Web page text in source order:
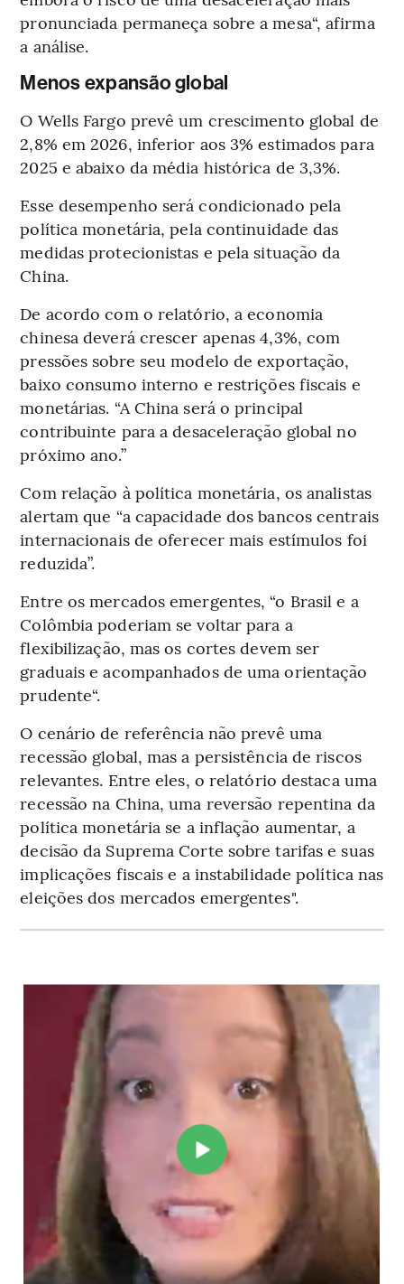
pronunciada permaneça sobre a mesa“, afirma
a análise.
Menos expansão global
O Wells Fargo prevê um crescimento global de
2,8% em 2026, inferior aos 3% estimados para
2025 e abaixo da média histórica de 3,3%.
Esse desempenho será condicionado pela
política monetária, pela continuidade das
medidas protecionistas e pela situação da
China.
De acordo com o relatório, a economia
chinesa deverá crescer apenas 4,3%, com
pressões sobre seu modelo de exportação,
baixo consumo interno e restrições fiscais e
monetárias. “A China será o principal
contribuinte para a desaceleração global no
próximo ano.”
Com relação à política monetária, os analistas
alertam que “a capacidade dos bancos centrais
internacionais de oferecer mais estímulos foi
reduzida”.
Entre os mercados emergentes, “o Brasil e a
Colômbia poderiam se voltar para a
flexibilização, mas os cortes devem ser
graduais e acompanhados de uma orientação
prudente“.
O cenário de referência não prevê uma
recessão global, mas a persistência de riscos
relevantes. Entre eles, o relatório destaca uma
recessão na China, uma reversão repentina da
política monetária se a inflação aumentar, a
decisão da Suprema Corte sobre tarifas e suas
implicações fiscais e a instabilidade política nas
eleições dos mercados emergentes".